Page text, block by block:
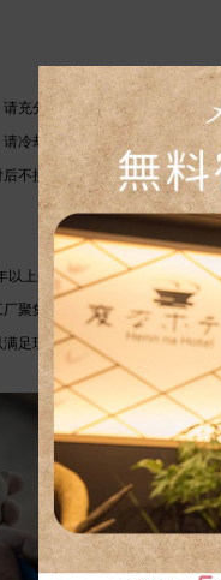
充分干燥，并用塑料等包裹以
冷却后再取出。
不接受退货和退款。
上来持续生产日常摆件的九谷
聚集地，拥有非常高超的技术力
足现代对角色商品素地等的需